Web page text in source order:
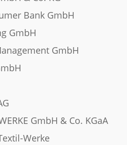
Bank GmbH
GmbH
GmbH
GmbH & Co. KGaA
Werke